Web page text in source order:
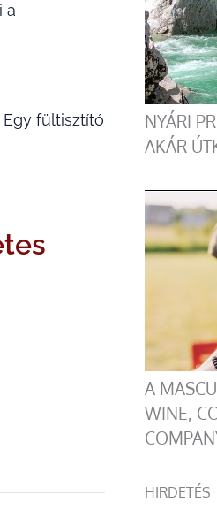
a
fültisztító
NYÁRI
AKÁR
A
WINE,
HIRDETÉS